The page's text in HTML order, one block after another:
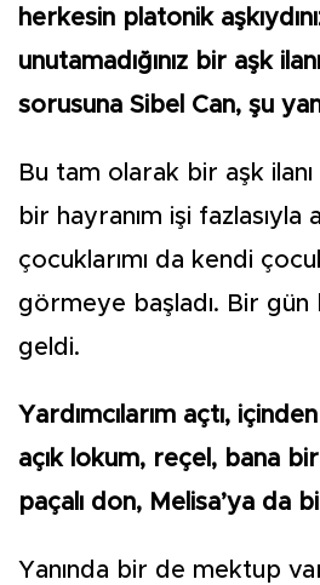
herkesin platonik
unutamadığınız bir aşk
sorusuna Sibel Can, şu
Bu tam olarak bir aşk
bir hayranım işi fazlasıyla
çocuklarımı da kendi
görmeye başladı. Bir
geldi.
Yardımcılarım açtı,
açık lokum, reçel, bana
paçalı don, Melisa’ya da
Yanında bir de mektup